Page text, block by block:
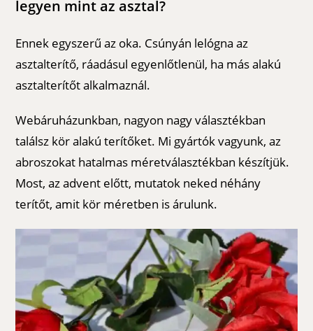
legyen mint az asztal?
Ennek egyszerű az oka. Csúnyán lelógna az
asztalterítő, ráadásul egyenlőtlenül, ha más alakú
asztalterítőt alkalmaznál.
Webáruházunkban, nagyon nagy választékban
találsz kör alakú terítőket. Mi gyártók vagyunk, az
abroszokat hatalmas méretválasztékban készítjük.
Most, az advent előtt, mutatok neked néhány
terítőt, amit kör méretben is árulunk.